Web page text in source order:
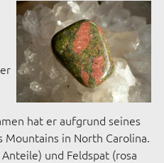
hat er aufgrund seines
Mountains in North Carolina.
und Feldspat (rosa